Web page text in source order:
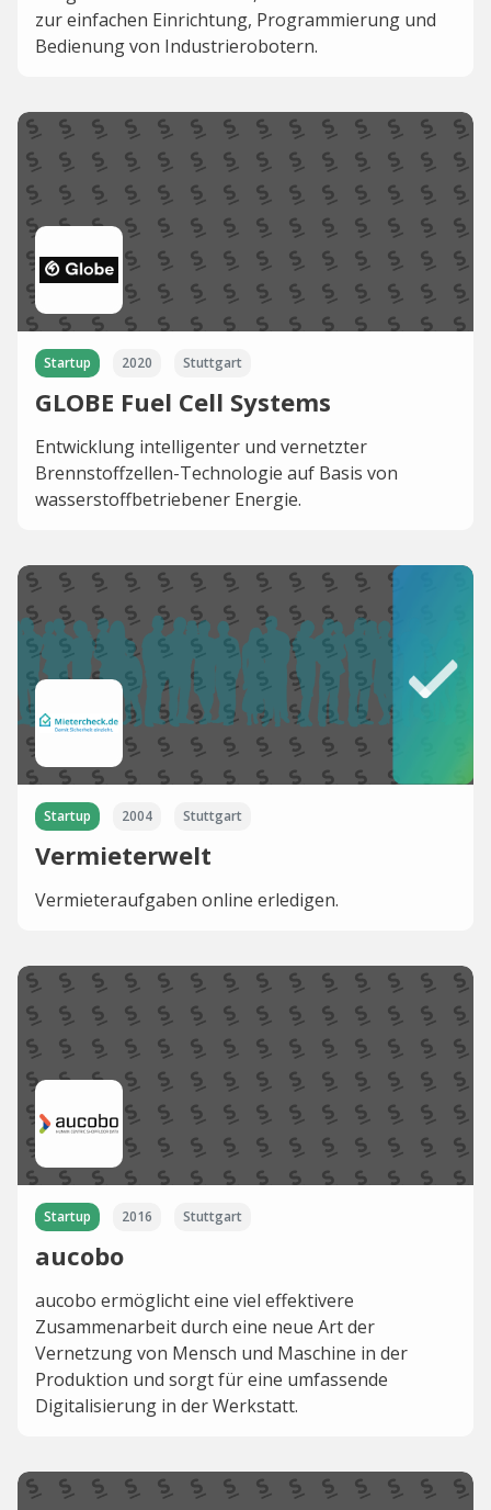
zur einfachen Einrichtung, Programmierung und
Bedienung von Industrierobotern.
Startup 2020 Stuttgart
GLOBE Fuel Cell Systems
Entwicklung intelligenter und vernetzter
Brennstoffzellen-Technologie auf Basis von
wasserstoffbetriebener Energie.
Startup 2004 Stuttgart
Vermieterwelt
Vermieteraufgaben online erledigen.
Startup 2016 Stuttgart
aucobo
aucobo ermöglicht eine viel effektivere
Zusammenarbeit durch eine neue Art der
Vernetzung von Mensch und Maschine in der
Produktion und sorgt für eine umfassende
Digitalisierung in der Werkstatt.